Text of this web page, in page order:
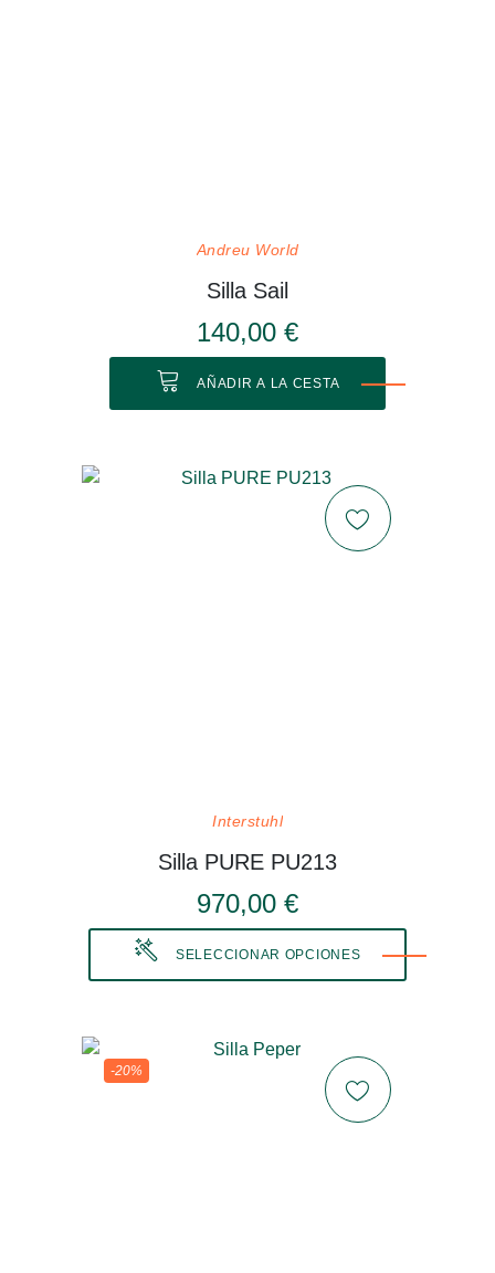
Andreu World
Silla Sail
140,00 €
AÑADIR A LA CESTA
Interstuhl
Silla PURE PU213
970,00 €
SELECCIONAR OPCIONES
-20%